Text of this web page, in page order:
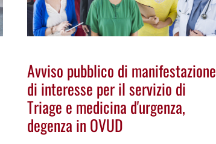
Avviso pubblico di manifestazione
di interesse per il servizio di
Triage e medicina d'urgenza,
degenza in OVUD